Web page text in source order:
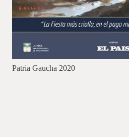
Patria Gaucha 2020